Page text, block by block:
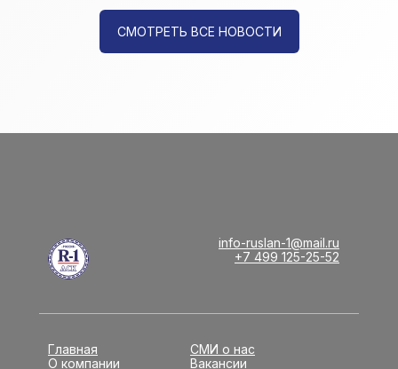
СМОТРЕТЬ ВСЕ НОВОСТИ
СМИ о нас
Вакансии
Главная
О компании
info-ruslan-1@mail.ru
+7 499 125-25-52